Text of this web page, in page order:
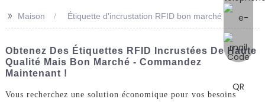
>> Maison Étiquette d'incrustation RFID bon marché
Obtenez Des Étiquettes RFID Incrustées De Haute
Qualité Mais Bon Marché - Commandez
Maintenant !
Vous recherchez une solution économique pour vos besoins